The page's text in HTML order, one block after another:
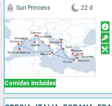
Comidas incluidas
Sun Princess 22 d